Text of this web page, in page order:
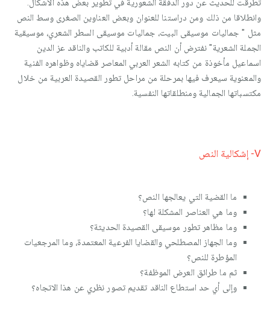
تطرقت للحديث عن دور الدفقة الشعورية في تطوير بعض هذه الأشكال.
وانطلاقا من ذلك ومن دراستنا للعنوان وبعض العناوين الصغرى وسط النص
مثل " جماليات موسيقى البيت، جماليات موسيقى السطر الشعري، موسيقية
الجملة الشعرية" نفترض أن النص مقالة أدبية للكاتب والناقد عز الدين
اسماعيل مأخوذة من كتابه الشعر العربي المعاصر قضاياه وظواهره الفنية
والمعنوية سيعرف فيها بمرحلة من مراحل تطور القصيدة العربية من خلال
مكتسباتها الجمالية ومنطلقاتها النفسية.
V- إشكالية النص
ما القضية التي يعالجها النص؟
وما هي العناصر المشكلة لها؟
وما مظاهر تطور موسيقى القصيدة الحديثة؟
وما الجهاز المصطلحي والقضايا الفرعية المعتمدة، وما المرجعيات
المؤطرة للنص؟
ثم ما طرائق العرض الموظفة؟
وإلى أي حد استطاع الناقد تقديم تصور نظري عن هذا الاتجاه؟